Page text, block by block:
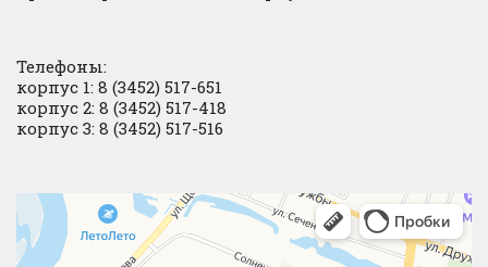
Телефоны:
корпус 1: 8 (3452) 517-651
корпус 2: 8 (3452) 517-418
корпус 3: 8 (3452) 517-516